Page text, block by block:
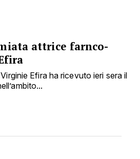
attrice farnco-
Efira ha ricevuto ieri sera il